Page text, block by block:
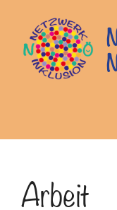
springen
Arbeit